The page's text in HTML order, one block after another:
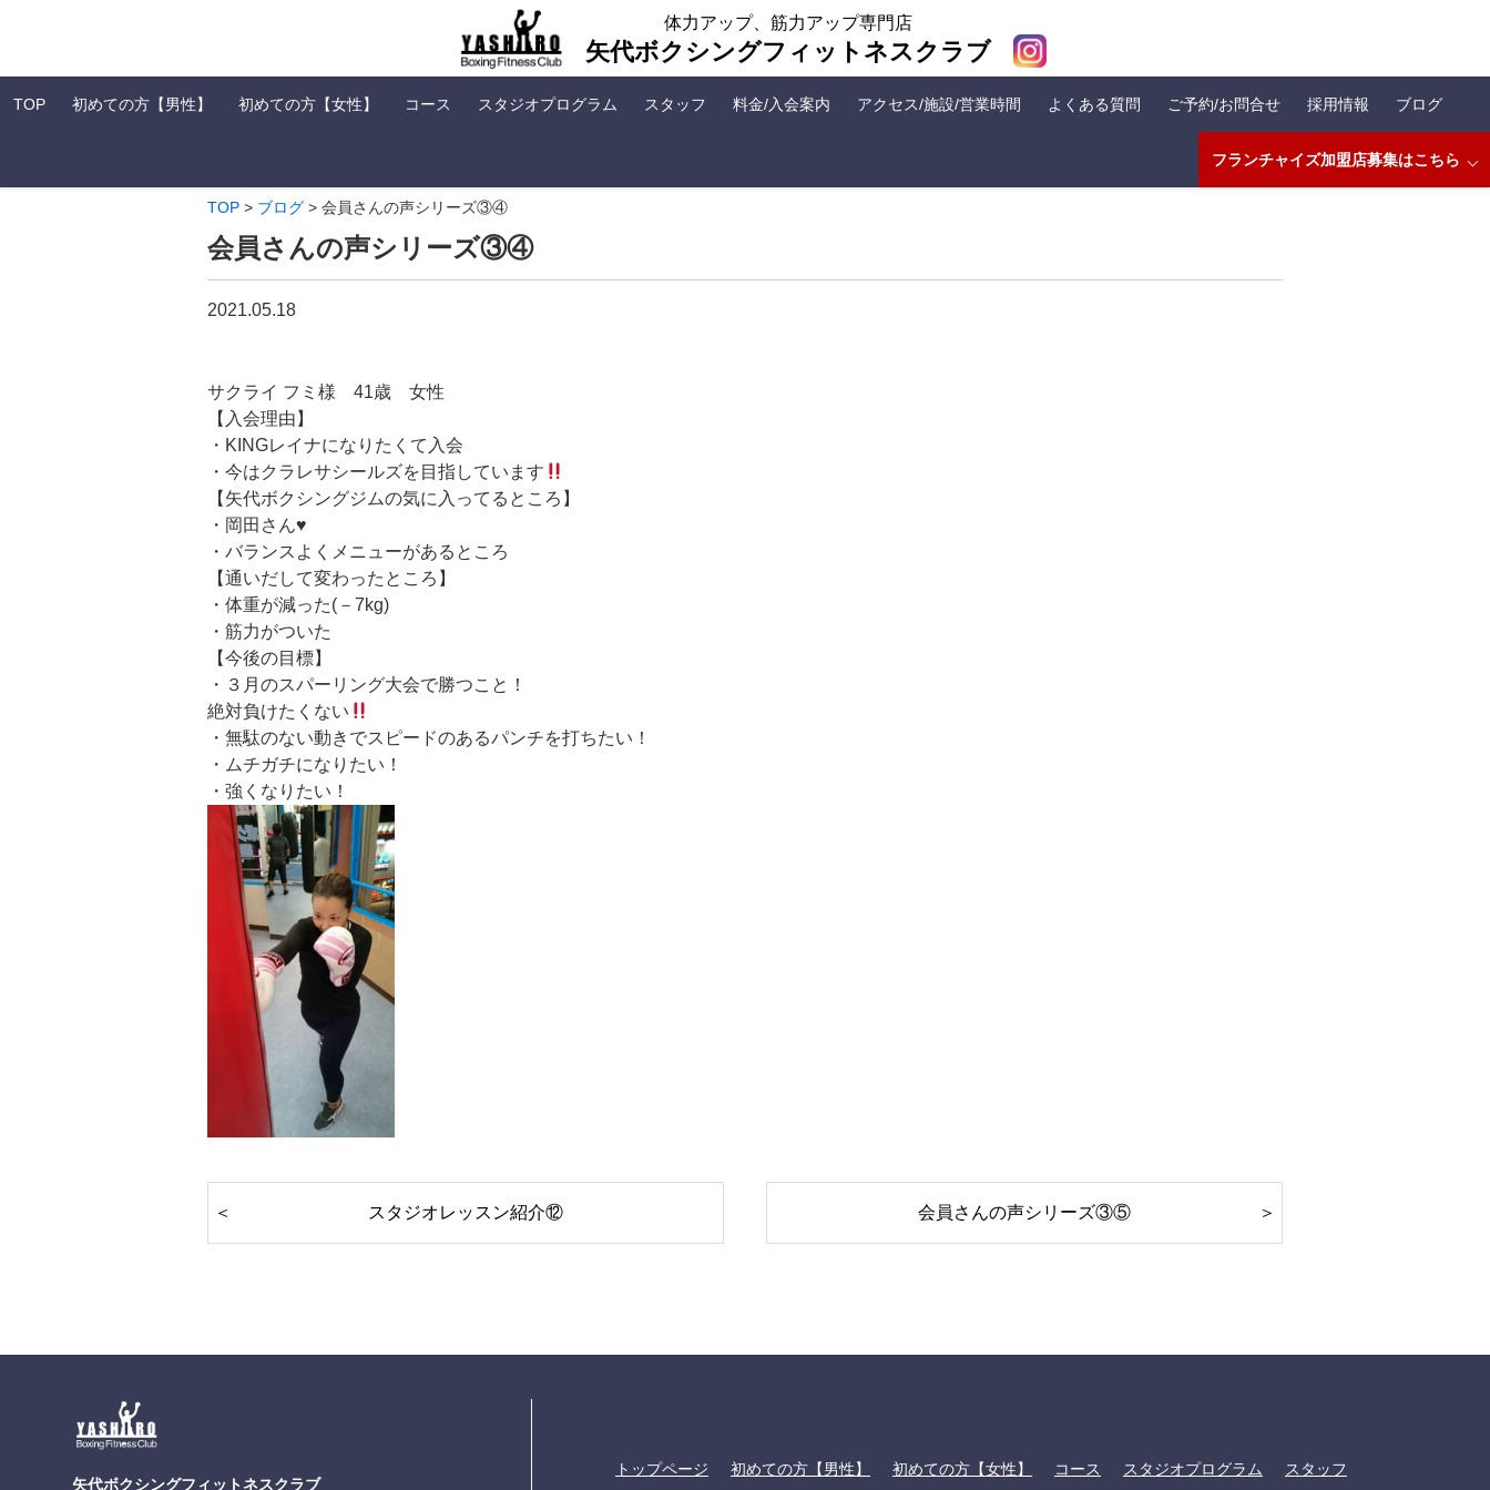
体力アップ、筋力アップ専門店
矢代ボクシングフィットネスクラブ
TOP 初めての方【男性】 初めての方【女性】 コース スタジオプログラム スタッフ 料金/入会案内 アクセス/施設/営業時間 よくある質問 ご予約/お問合せ 採用情報 ブログ
フランチャイズ加盟店募集はこちら
TOP > ブログ > 会員さんの声シリーズ③④
会員さんの声シリーズ③④
2021.05.18
サクライ フミ様 41歳 女性
【入会理由】
・KINGレイナになりたくて入会
・今はクラレサシールズを目指しています
【矢代ボクシングジムの気に入ってるところ】
・岡田さん♥
・バランスよくメニューがあるところ
【通いだして変わったところ】
・体重が減った(－7kg)
・筋力がついた
【今後の目標】
・３月のスパーリング大会で勝つこと！
絶対負けたくない
・無駄のない動きでスピードのあるパンチを打ちたい！
・ムチガチになりたい！
・強くなりたい！
スタジオレッスン紹介⑫ 会員さんの声シリーズ③⑤
矢代ボクシングフィットネスクラブ
トップページ 初めての方【男性】 初めての方【女性】 コース スタジオプログラム スタッフ